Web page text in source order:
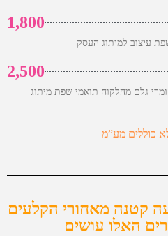
1,800
2,500
גלם מהלקוח תואמי שפת מיתוג
כוללים מע”מ
קטנה מאחורי הקלעים
האלו עושים